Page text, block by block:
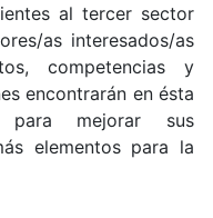
al tercer sector
as interesados/as
competencias y
encontrarán en ésta
para mejorar sus
elementos para la